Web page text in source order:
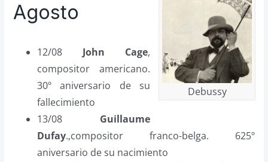
Debussy
Agosto
12/08 John Cage,
compositor americano.
30º aniversario de su
fallecimiento
13/08 Guillaume
Dufay.,compositor franco-belga. 625º
aniversario de su nacimiento